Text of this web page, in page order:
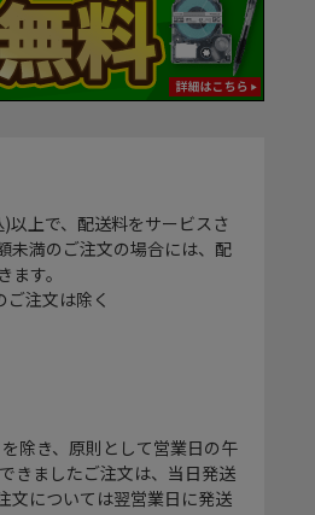
上で、配送料をサービスさ
未満のご注文の場合には、配
す。
注文は除く
除き、原則として営業日の午
きましたご注文は、当日発送
文については翌営業日に発送